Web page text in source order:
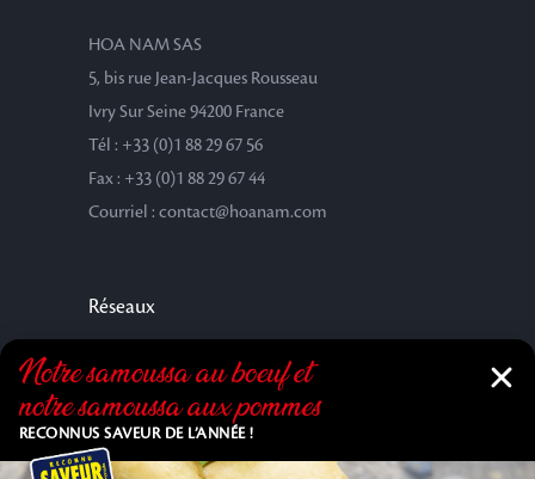
HOA NAM SAS
5, bis rue Jean-Jacques Rousseau
Ivry Sur Seine 94200 France
Tél : +33 (0)1 88 29 67 56
Fax : +33 (0)1 88 29 67 44
Courriel : contact@hoanam.com
Réseaux
Notre samoussa au bœuf et
notre samoussa aux pommes
RECONNUS SAVEUR DE L’ANNÉE !